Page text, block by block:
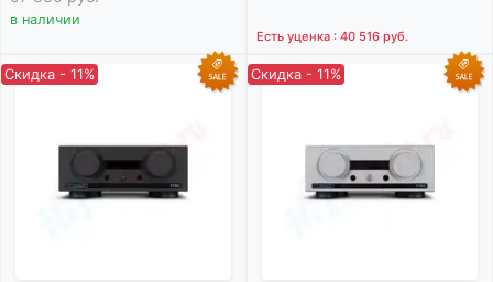
в наличии
Есть уценка : 40 516 руб.
Скидка - 11% Скидка - 11%